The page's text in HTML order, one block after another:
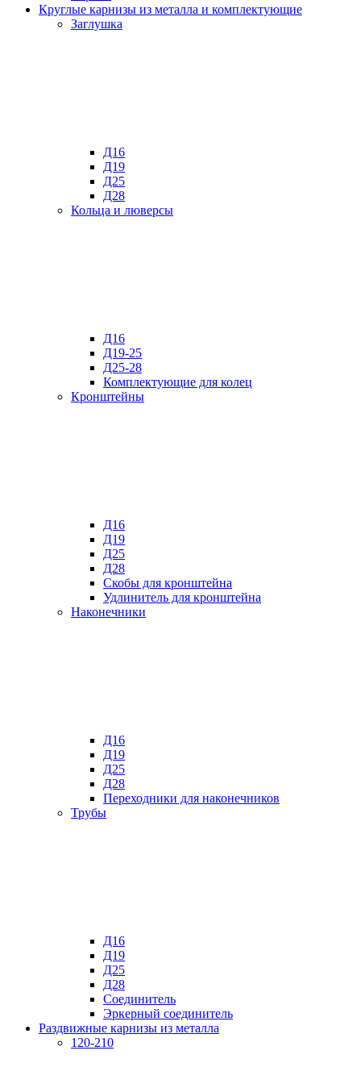
Круглые карнизы из металла и комплектующие
Заглушка
Д16
Д19
Д25
Д28
Кольца и люверсы
Д16
Д19-25
Д25-28
Комплектующие для колец
Кронштейны
Д16
Д19
Д25
Д28
Скобы для кронштейна
Удлинитель для кронштейна
Наконечники
Д16
Д19
Д25
Д28
Переходники для наконечников
Трубы
Д16
Д19
Д25
Д28
Соединитель
Эркерный соединитель
Раздвижные карнизы из металла
120-210